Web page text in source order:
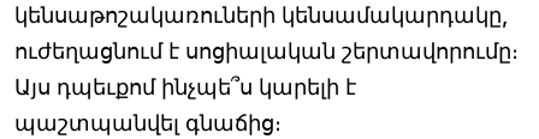
կենսաթոշակառուների կենսամակարդակը,
ուժեղացնում է սոցիալական շերտավորումը։
Այս դպեւքոմ ինչպե՞ս կարելի է
պաշտպանվել գնաճից։